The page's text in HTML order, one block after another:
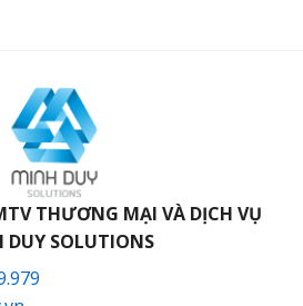
THƯƠNG MẠI VÀ DỊCH VỤ
DUY SOLUTIONS